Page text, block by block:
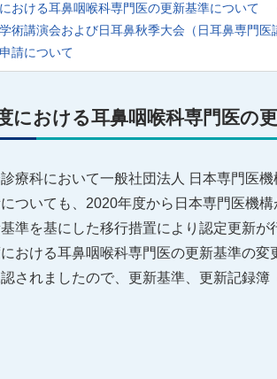
おける耳鼻咽喉科専門医の更新基準について
術講演会および日耳鼻秋季大会（日耳鼻専門医
請について
における耳鼻咽喉科専門医の
療科において一般社団法人 日本専門医機
ついても、2020年度から日本専門医機
準を基にした移行措置により認定更新が
おける耳鼻咽喉科専門医の更新基準の変
されましたので、更新基準、更新記録